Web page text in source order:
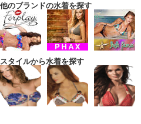
他のブランドの水着を探す
スタイルから水着を探す